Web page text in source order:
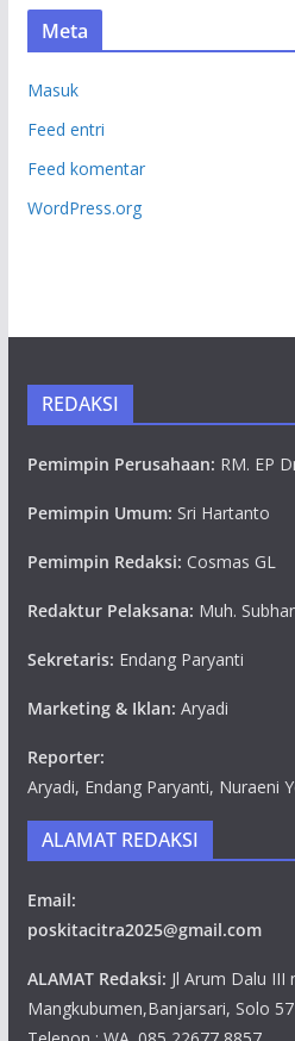
Meta
Masuk
Feed entri
Feed komentar
WordPress.org
REDAKSI
Pemimpin Perusahaan: RM. EP
Pemimpin Umum: Sri Hartanto
Pemimpin Redaksi: Cosmas GL
Redaktur Pelaksana: Muh.
Sekretaris: Endang Paryanti
Marketing & Iklan: Aryadi
Reporter:
Aryadi, Endang Paryanti, Nuraeni
ALAMAT REDAKSI
Email:
poskitacitra2025@gmail.com
ALAMAT Redaksi: Jl Arum Dalu III
Mangkubumen,Banjarsari, Solo